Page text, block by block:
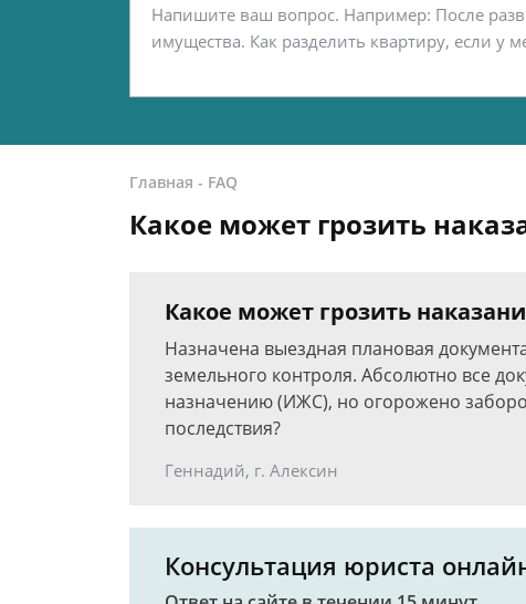
Главная - FAQ
Какое может грозить
Какое может грозить
Назначена выездная плановая
земельного контроля. Абсолютно все
назначению (ИЖС), но огорожено
последствия?
Геннадий, г. Алексин
Консультация юриста